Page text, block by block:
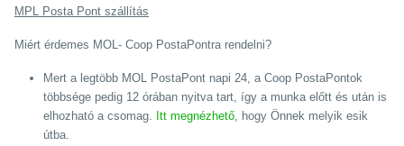
MPL Posta Pont szállítás
Miért érdemes MOL- Coop PostaPontra rendelni?
Mert a legtöbb MOL PostaPont napi 24, a Coop PostaPontok
többsége pedig 12 órában nyitva tart, így a munka előtt és után is
elhozható a csomag. Itt megnézhető, hogy Önnek melyik esik
útba.